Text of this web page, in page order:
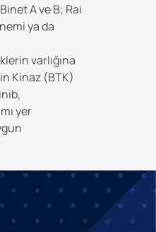
A ve B; Rai
ya da
varlığına
Kinaz (BTK)
yer